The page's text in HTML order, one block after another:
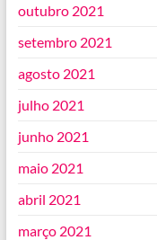
outubro 2021
setembro 2021
agosto 2021
julho 2021
junho 2021
maio 2021
abril 2021
março 2021